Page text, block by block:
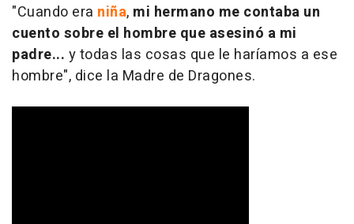
"Cuando era niña, mi hermano me contaba un
cuento sobre el hombre que asesinó a mi
padre... y todas las cosas que le haríamos a ese
hombre", dice la Madre de Dragones.